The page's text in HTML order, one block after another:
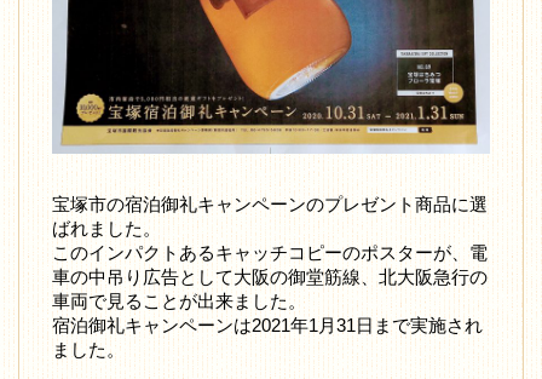
宝塚市の宿泊御礼キャンペーンのプレゼント商品に選
ばれました。
このインパクトあるキャッチコピーのポスターが、電
車の中吊り広告として大阪の御堂筋線、北大阪急行の
車両で見ることが出来ました。
宿泊御礼キャンペーンは2021年1月31日まで実施され
ました。